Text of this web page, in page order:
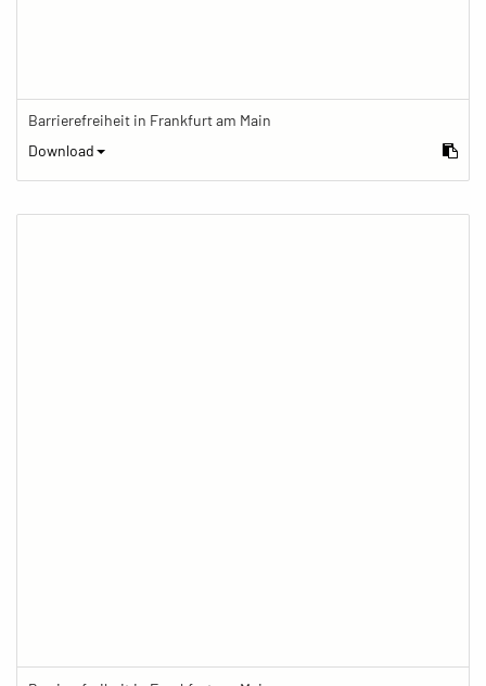
Barrierefreiheit in Frankfurt am Main
Download